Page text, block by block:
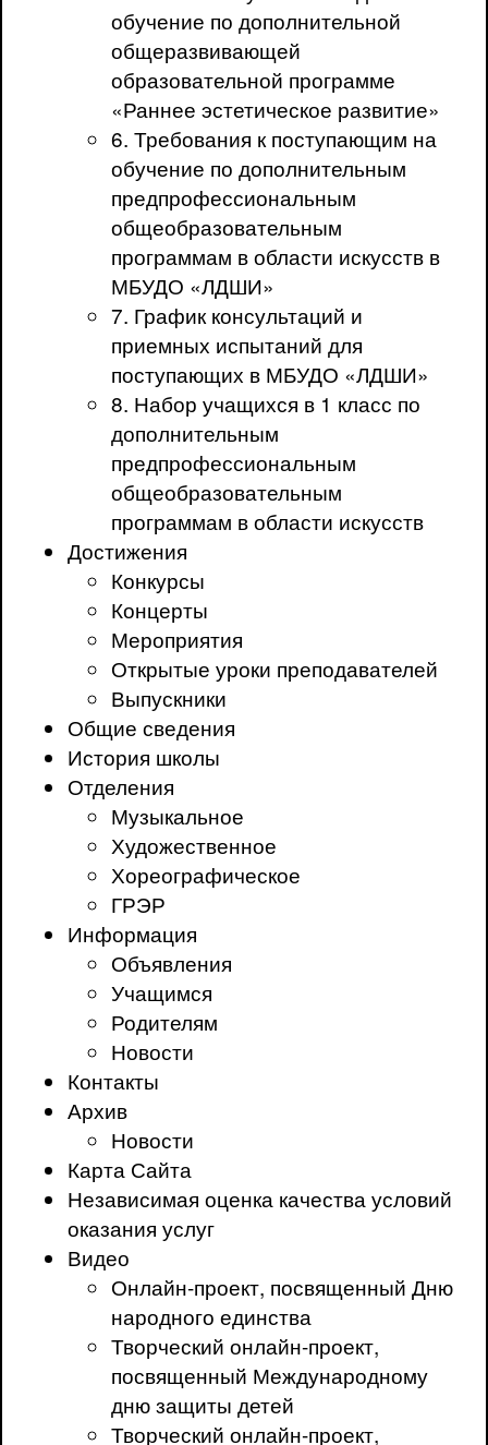
обучение по дополнительной
общеразвивающей
образовательной программе
«Раннее эстетическое развитие»
6. Требования к поступающим на
обучение по дополнительным
предпрофессиональным
общеобразовательным
программам в области искусств в
МБУДО «ЛДШИ»
7. График консультаций и
приемных испытаний для
поступающих в МБУДО «ЛДШИ»
8. Набор учащихся в 1 класс по
дополнительным
предпрофессиональным
общеобразовательным
программам в области искусств
Достижения
Конкурсы
Концерты
Мероприятия
Открытые уроки преподавателей
Выпускники
Общие сведения
История школы
Отделения
Музыкальное
Художественное
Хореографическое
ГРЭР
Информация
Объявления
Учащимся
Родителям
Новости
Контакты
Архив
Новости
Карта Сайта
Независимая оценка качества условий
оказания услуг
Видео
Онлайн-проект, посвященный Дню
народного единства
Творческий онлайн-проект,
посвященный Международному
дню защиты детей
Творческий онлайн-проект,